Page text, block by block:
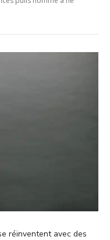
réinventent avec des